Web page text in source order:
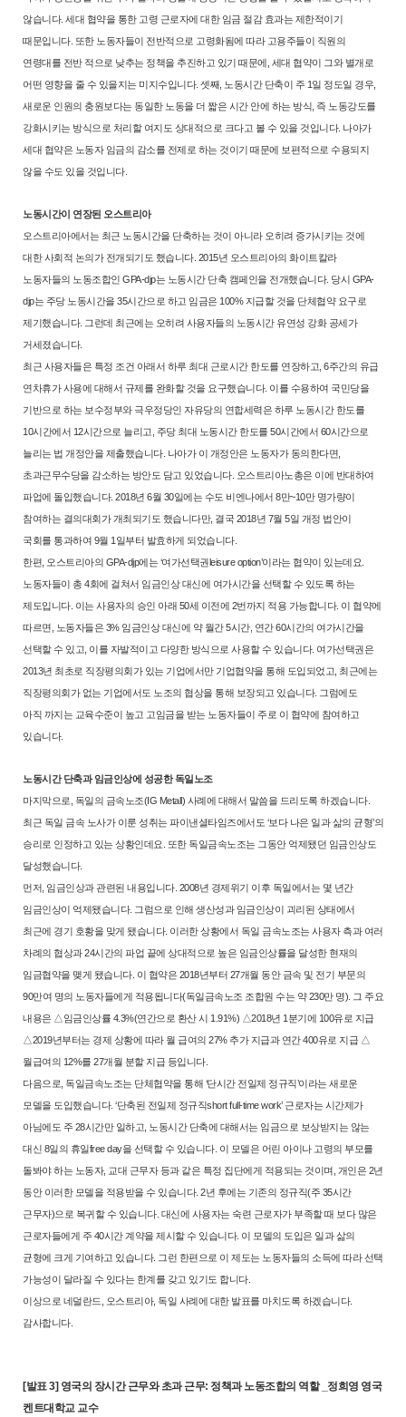
않습니다. 세대 협약을 통한 고령 근로자에 대한 임금 절감 효과는 제한적이기
때문입니다. 또한 노동자들이 전반적으로 고령화됨에 따라 고용주들이 직원의
연령대를 전반 적으로 낮추는 정책을 추진하고 있기 때문에, 세대 협약이 그와 별개로
어떤 영향을 줄 수 있을지는 미지수입니다. 셋째, 노동시간 단축이 주 1일 정도일 경우,
새로운 인원의 충원보다는 동일한 노동을 더 짧은 시간 안에 하는 방식, 즉 노동강도를
강화시키는 방식으로 처리할 여지도 상대적으로 크다고 볼 수 있을 것입니다. 나아가
세대 협약은 노동자 임금의 감소를 전제로 하는 것이기 때문에 보편적으로 수용되지
않을 수도 있을 것입니다.
노동시간이 연장된 오스트리아
오스트리아에서는 최근 노동시간을 단축하는 것이 아니라 오히려 증가시키는 것에
대한 사회적 논의가 전개되기도 했습니다. 2015년 오스트리아의 화이트칼라
노동자들의 노동조합인 GPA-djp는 노동시간 단축 캠페인을 전개했습니다. 당시 GPA-
djp는 주당 노동시간을 35시간으로 하고 임금은 100% 지급할 것을 단체협약 요구로
제기했습니다. 그런데 최근에는 오히려 사용자들의 노동시간 유연성 강화 공세가
거세졌습니다.
최근 사용자들은 특정 조건 아래서 하루 최대 근로시간 한도를 연장하고, 6주간의 유급
연차휴가 사용에 대해서 규제를 완화할 것을 요구했습니다. 이를 수용하여 국민당을
기반으로 하는 보수정부와 극우정당인 자유당의 연합세력은 하루 노동시간 한도를
10시간에서 12시간으로 늘리고, 주당 최대 노동시간 한도를 50시간에서 60시간으로
늘리는 법 개정안을 제출했습니다. 나아가 이 개정안은 노동자가 동의한다면,
초과근무수당을 감소하는 방안도 담고 있었습니다. 오스트리아노총은 이에 반대하여
파업에 돌입했습니다. 2018년 6월 30일에는 수도 비엔나에서 8만~10만 명가량이
참여하는 결의대회가 개최되기도 했습니다만, 결국 2018년 7월 5일 개정 법안이
국회를 통과하여 9월 1일부터 발효하게 되었습니다.
한편, 오스트리아의 GPA-djp에는 ‘여가선택권leisure option’이라는 협약이 있는데요.
노동자들이 총 4회에 걸쳐서 임금인상 대신에 여가시간을 선택할 수 있도록 하는
제도입니다. 이는 사용자의 승인 아래 50세 이전에 2번까지 적용 가능합니다. 이 협약에
따르면, 노동자들은 3% 임금인상 대신에 약 월간 5시간, 연간 60시간의 여가시간을
선택할 수 있고, 이를 자발적이고 다양한 방식으로 사용할 수 있습니다. 여가선택권은
2013년 최초로 직장평의회가 있는 기업에서만 기업협약을 통해 도입되었고, 최근에는
직장평의회가 없는 기업에서도 노조의 협상을 통해 보장되고 있습니다. 그럼에도
아직 까지는 교육수준이 높고 고임금을 받는 노동자들이 주로 이 협약에 참여하고
있습니다.
노동시간 단축과 임금인상에 성공한 독일노조
마지막으로, 독일의 금속노조(IG Metall) 사례에 대해서 말씀을 드리도록 하겠습니다.
최근 독일 금속 노사가 이룬 성취는 파이낸셜타임즈에서도 ‘보 다 나은 일과 삶의 균형’의
승리로 인정하고 있는 상황인데요. 또한 독일금속노조는 그동안 억제됐던 임금인상도
달성했습니다.
먼저, 임금인상과 관련된 내용입니다. 2008년 경제위기 이후 독일에서는 몇 년간
임금인상이 억제됐습니다. 그럼으로 인해 생산성과 임금인상이 괴리된 상태에서
최근에 경기 호황을 맞게 됐습니다. 이러한 상황에서 독일 금속노조는 사용자 측과 여러
차례의 협상과 24시간의 파업 끝에 상대적으로 높은 임금인상률을 달성한 현재의
임금협약을 맺게 됐습니다. 이 협약은2018년부터 27개월 동안 금속 및 전기 부문의
90만여 명의 노동자들에게 적용됩니다(독일금속노조 조합원 수는 약 230만 명). 그 주요
내용은 △임금인상률4.3%(연간으로 환산 시 1.91%) △2018년 1분기에 100유로 지급
△2019년부터는 경제 상황에 따라 월 급여의 27% 추가 지급과 연간 400유로 지급 △
월급여의 12%를 27개월 분할 지급 등입니다.
다음으로, 독일금속노조는 단체협약을 통해 ‘단시간 전일제 정규직’이라는 새로운
모델을 도입했습니다. ‘단축된 전일제 정규직short full-time work’ 근로자는 시간제가
아님에도 주 28시간만 일하고, 노동시간 단축에 대해서는 임금으로 보상받지는 않는
대신 8일의 휴일free day을 선택할 수 있습니다. 이 모델은 어린 아이나 고령의 부모를
돌봐야 하는 노동자, 교대 근무자 등과 같은 특정 집단에게 적용되는 것이며, 개인은 2년
동안 이러한 모델을 적용받을 수 있습니다. 2년 후에는 기존의 정규직(주 35시간
근무자)으로 복귀할 수 있습니다. 대신에 사용자는 숙련 근로자가 부족할 때 보다 많은
근로자들에게 주 40시간 계약을 제시할 수 있습니다. 이 모델의 도입은 일과 삶의
균형에 크게 기여하고 있습니다. 그런 한편으로 이 제도는 노동자들의 소득에 따라 선택
가능성이 달라질 수 있다는 한계를 갖고 있기도 합니다.
이상으로 네덜란드, 오스트리아, 독일 사례에 대한 발표를 마치도록 하겠습니다.
감사합니다.
[발표 3] 영국의 장시간 근무와 초과 근무: 정책과 노동조합의 역할 _정희영 영국
켄트대학교 교수